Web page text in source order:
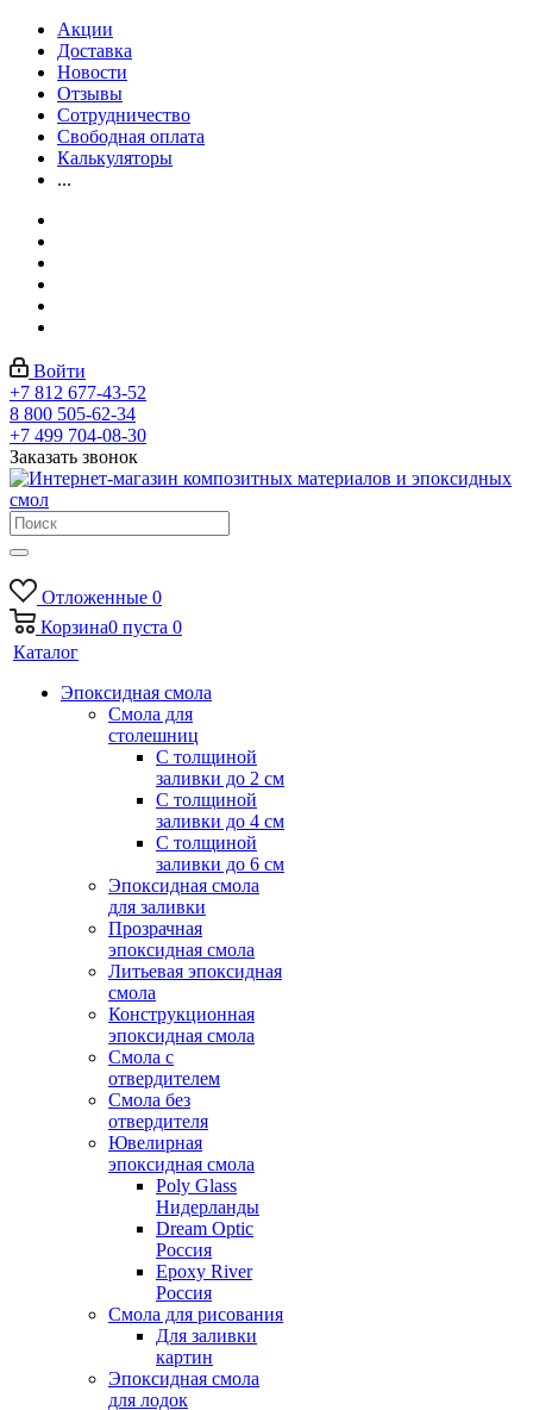
Акции
Доставка
Новости
Отзывы
Сотрудничество
Свободная оплата
Калькуляторы
...
Войти
+7 812 677-43-52
8 800 505-62-34
+7 499 704-08-30
Заказать звонок
Отложенные 0
Корзина0 пуста 0
Каталог
Эпоксидная смола
Смола для
столешниц
С толщиной
заливки до 2 см
С толщиной
заливки до 4 см
С толщиной
заливки до 6 см
Эпоксидная смола
для заливки
Прозрачная
эпоксидная смола
Литьевая эпоксидная
смола
Конструкционная
эпоксидная смола
Смола с
отвердителем
Смола без
отвердителя
Ювелирная
эпоксидная смола
Poly Glass
Нидерланды
Dream Optic
Россия
Epoxy River
Россия
Смола для рисования
Для заливки
картин
Эпоксидная смола
для лодок